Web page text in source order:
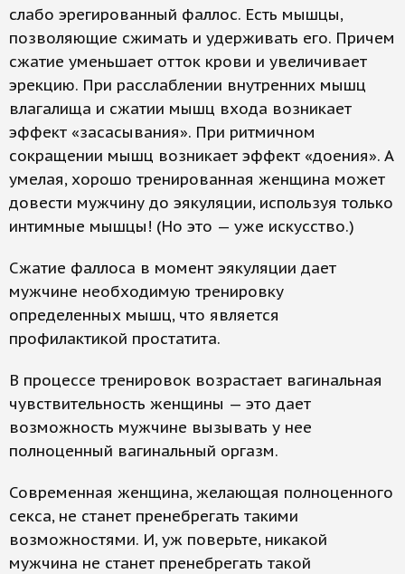
слабо эрегированный фаллос. Есть мышцы,
позволяющие сжимать и удерживать его. Причем
сжатие уменьшает отток крови и увеличивает
эрекцию. При расслаблении внутренних мышц
влагалища и сжатии мышц входа возникает
эффект «засасывания». При ритмичном
сокращении мышц возникает эффект «доения». А
умелая, хорошо тренированная женщина может
довести мужчину до эякуляции, используя только
интимные мышцы! (Но это — уже искусство.)
Сжатие фаллоса в момент эякуляции дает
мужчине необходимую тренировку
определенных мышц, что является
профилактикой простатита.
В процессе тренировок возрастает вагинальная
чувствительность женщины — это дает
возможность мужчине вызывать у нее
полноценный вагинальный оргазм.
Современная женщина, желающая полноценного
секса, не станет пренебрегать такими
возможностями. И, уж поверьте, никакой
мужчина не станет пренебрегать такой